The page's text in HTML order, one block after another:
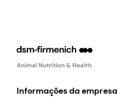
Informações da empresa